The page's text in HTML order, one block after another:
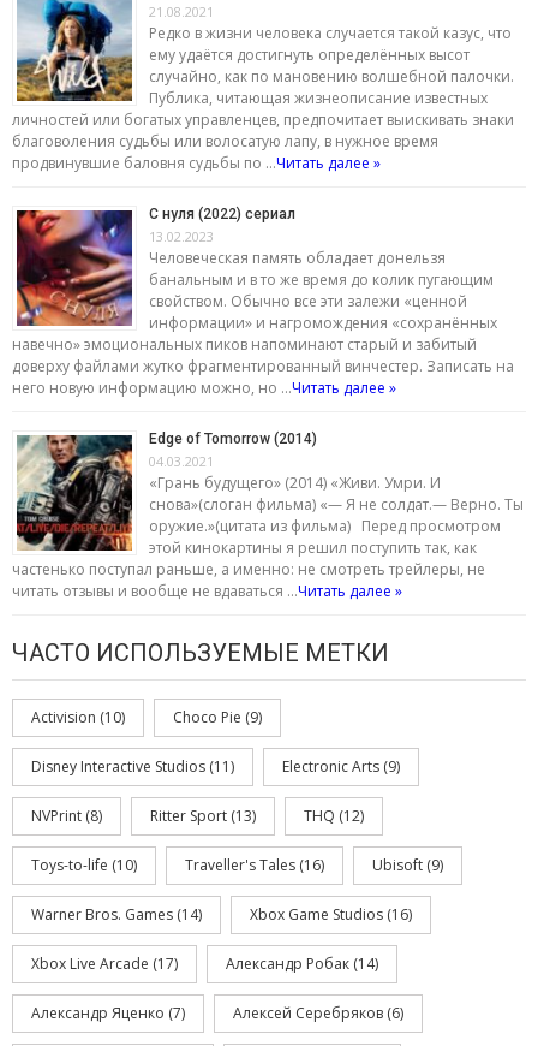
21.08.2021
Редко в жизни человека случается такой казус, что
ему удаётся достигнуть определённых высот
случайно, как по мановению волшебной палочки.
Публика, читающая жизнеописание известных
личностей или богатых управленцев, предпочитает выискивать знаки
благоволения судьбы или волосатую лапу, в нужное время
продвинувшие баловня судьбы по …Читать далее »
С нуля (2022) сериал
13.02.2023
Человеческая память обладает донельзя
банальным и в то же время до колик пугающим
свойством. Обычно все эти залежи «ценной
информации» и нагромождения «сохранённых
навечно» эмоциональных пиков напоминают старый и забитый
доверху файлами жутко фрагментированный винчестер. Записать на
него новую информацию можно, но …Читать далее »
Edge of Tomorrow (2014)
04.03.2021
«Грань будущего» (2014) «Живи. Умри. И
снова»(слоган фильма) «— Я не солдат.— Верно. Ты
оружие.»(цитата из фильма) Перед просмотром
этой кинокартины я решил поступить так, как
частенько поступал раньше, а именно: не смотреть трейлеры, не
читать отзывы и вообще не вдаваться …Читать далее »
ЧАСТО ИСПОЛЬЗУЕМЫЕ МЕТКИ
Activision (10) Choco Pie (9)
Disney Interactive Studios (11) Electronic Arts (9)
NVPrint (8) Ritter Sport (13) THQ (12)
Toys-to-life (10) Traveller's Tales (16) Ubisoft (9)
Warner Bros. Games (14) Xbox Game Studios (16)
Xbox Live Arcade (17) Александр Робак (14)
Александр Яценко (7) Алексей Серебряков (6)